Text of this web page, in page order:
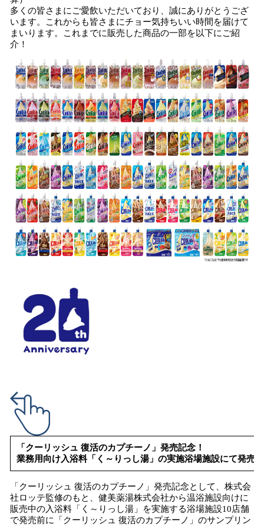
多くの皆さまにご愛飲いただいており、誠にありがとうござ
います。これからも皆さまにチョー気持ちいい時間を届けて
まいります。これまでに販売した商品の一部を以下にご紹
介！
「クーリッシュ 復活のカプチーノ」発売記念！
業務用向け入浴料「く～りっし湯」の実施浴場施設にて発売
「クーリッシュ 復活のカプチーノ」発売記念として、株式会
社ロッテ監修のもと、健美薬湯株式会社から温浴施設向けに
販売中の入浴料「く～りっし湯」を実施する浴場施設10店舗
で発売前に「クーリッシュ 復活のカプチーノ」のサンプリン